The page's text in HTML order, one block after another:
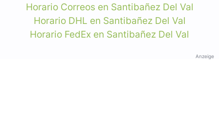
Horario Correos en Santibañez Del Val
Horario DHL en Santibañez Del Val
Horario FedEx en Santibañez Del Val
Anzeige